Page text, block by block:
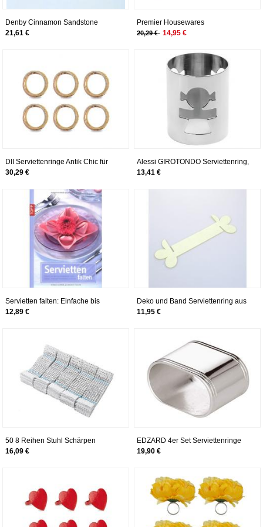
Denby Cinnamon Sandstone
Serviettenring, 4 Stück
21,61 €
Premier Housewares
Serviettenringe, 4er Set,
20,29 € 14,95 €
DII Serviettenringe Antik Chic für
Dinner-Partys, Hochzeiten,
Alltag, setzen Sie Ihren Tisch mit
Stil Verflochten Set of 6
Dreifarbiges Design
30,29 €
Alessi GIROTONDO Serviettenring,
durchbrochen aus Edelstahl
13,41 €
Servietten falten: Einfache bis
aufwendige Faltideen,
12,89 €
Deko und Band Serviettenring aus
Filz - Blume - Creme - 12 Stück -
11,95 €
50 8 Reihen Stuhl Schärpen
Servietten Ring Diamant Maschen
Hochzeits Dinner
Party(50pcs/pack-Silber )
16,09 €
EDZARD 4er Set Serviettenringe
Faden, oval, edel versilbert, Länge
19,90 €